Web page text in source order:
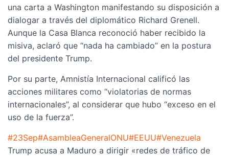
una carta a Washington manifestando su disposición a
dialogar a través del diplomático Richard Grenell.
Aunque la Casa Blanca reconoció haber recibido la
misiva, aclaró que “nada ha cambiado” en la postura
del presidente Trump.
Por su parte, Amnistía Internacional calificó las
acciones militares como “violatorias de normas
internacionales”, al considerar que hubo “exceso en el
uso de la fuerza”.
#23Sep#AsambleaGeneralONU#EEUU#Venezuela
Trump acusa a Maduro a dirigir «redes de tráfico de